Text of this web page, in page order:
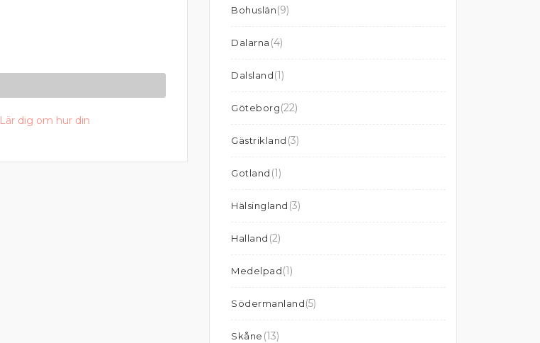
Lär dig om hur din
Bohuslän(9)
Dalarna (4)
Dalsland(1)
Göteborg(22)
Gästrikland (3)
Gotland (1)
Hälsingland (3)
Halland (2)
Medelpad(1)
Södermanland(5)
Skåne (13)